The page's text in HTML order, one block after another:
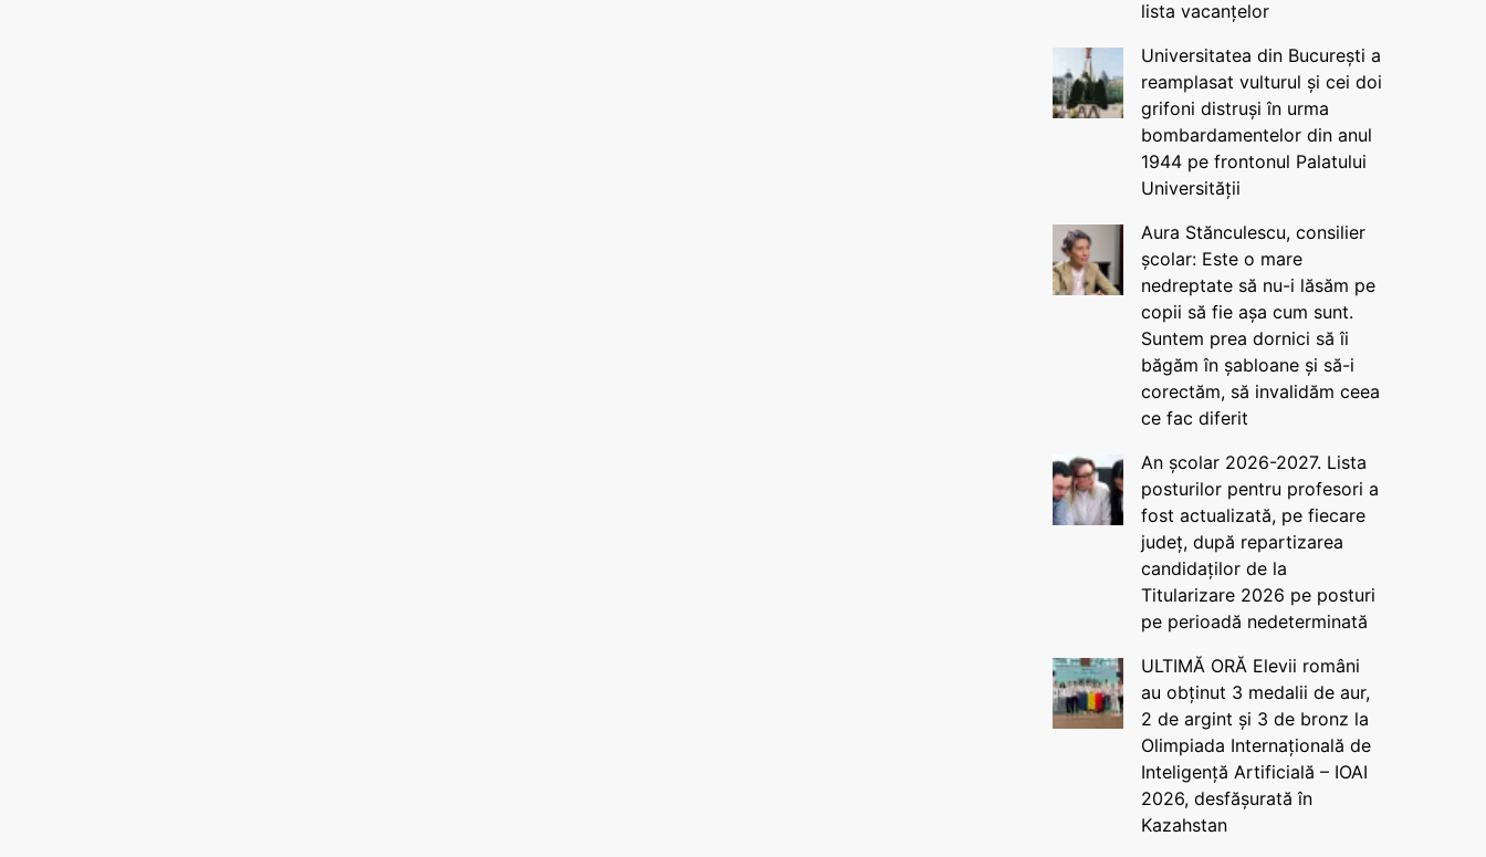
lista vacanțelor
Universitatea din București a
reamplasat vulturul și cei doi
grifoni distruși în urma
bombardamentelor din anul
1944 pe frontonul Palatului
Universității
Aura Stănculescu, consilier
școlar: Este o mare
nedreptate să nu-i lăsăm pe
copii să fie așa cum sunt.
Suntem prea dornici să îi
băgăm în șabloane și să-i
corectăm, să invalidăm ceea
ce fac diferit
An școlar 2026-2027. Lista
posturilor pentru profesori a
fost actualizată, pe fiecare
județ, după repartizarea
candidaților de la
Titularizare 2026 pe posturi
pe perioadă nedeterminată
ULTIMĂ ORĂ Elevii români
au obținut 3 medalii de aur,
2 de argint și 3 de bronz la
Olimpiada Internațională de
Inteligență Artificială – IOAI
2026, desfășurată în
Kazahstan